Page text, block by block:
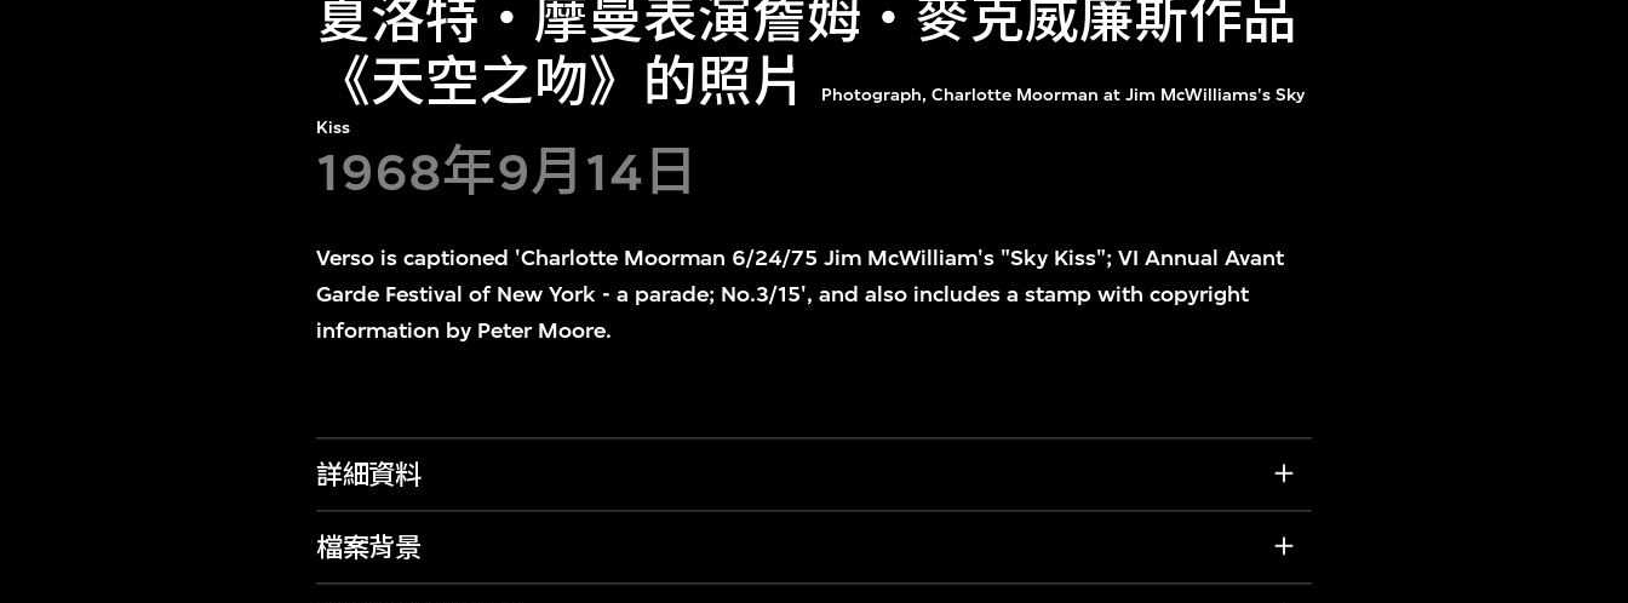
夏洛特・摩曼表演詹姆・麥克威廉斯作品
《天空之吻》的照片
Photograph, Charlotte Moorman at Jim McWilliams's Sky
Kiss
1968年9月14日
Verso is captioned 'Charlotte Moorman 6/24/75 Jim McWilliam's "Sky Kiss"; VI Annual Avant
Garde Festival of New York - a parade; No.3/15', and also includes a stamp with copyright
information by Peter Moore.
詳細資料
檔案背景